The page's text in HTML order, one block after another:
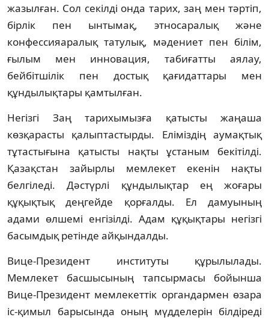
жазылған. Сол секілді онда тарих, заң мен тәртіп,
бірлік пен ынтымақ, этносаралық және
конфессияаралық татулық, мәдениет пен білім,
ғылым мен инновация, табиғатты аялау,
бейбітшілік пен достық қағидаттары мен
құндылықтары қамтылған.
Негізгі Заң тарихымызға қатысты жаңаша
көзқарасты қалыптастырды. Еліміздің аумақтық
тұтастығына қатысты нақты ұстаным бекітілді.
Қазақстан зайырлы мемлекет екенін нақты
белгіледі. Дәстүрлі құндылықтар ең жоғары
құқықтық деңгейде қорғалды. Ел дамуының
адами өлшемі енгізілді. Адам құқықтары негізгі
басымдық ретінде айқындалды.
Вице-Президент институты құрылылады.
Мемлекет басшысының тапсырмасы бойынша
Вице-Президент мемлекеттік органдармен өзара
іс-қимыл барысында оның мүдделерін білдіреді